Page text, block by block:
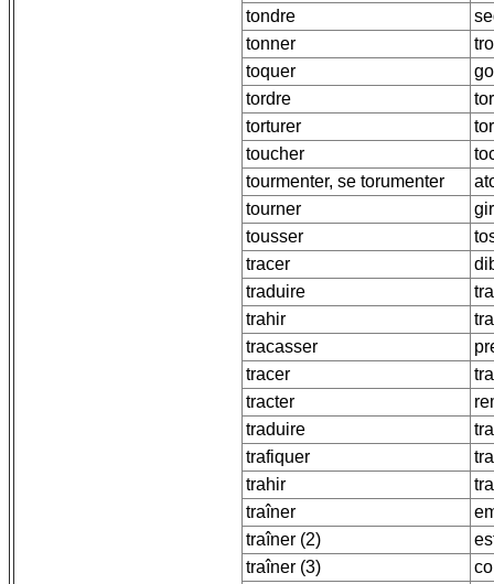
tondre
tonner
toquer
tordre
torturer
toucher
tourmenter, se torumenter
tourner
tousser
tracer
traduire
trahir
tracasser
tracer
tracter
traduire
trafiquer
trahir
traîner
traîner (2)
traîner (3)